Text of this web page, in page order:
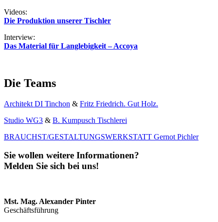
Videos:
Die Produktion unserer Tischler
Interview:
Das Material für Langlebigkeit – Accoya
Die Teams
Architekt DI Tinchon & Fritz Friedrich. Gut Holz.
Studio WG3 & B. Kumpusch Tischlerei
BRAUCHST/GESTALTUNGSWERKSTATT Gernot Pichler
Sie wollen weitere Informationen?
Melden Sie sich bei uns!
Mst. Mag. Alexander Pinter
Geschäftsführung